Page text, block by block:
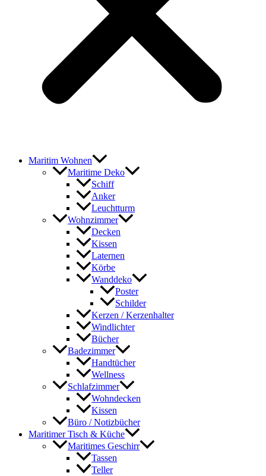
Maritim Wohnen
Maritime Deko
Schiff
Anker
Leuchtturm
Wohnzimmer
Decken
Kissen
Laternen
Körbe
Wanddeko
Poster
Schilder
Kerzen / Kerzenhalter
Windlichter
Bücher
Badezimmer
Handtücher
Wellness
Schlafzimmer
Wohndecken
Kissen
Büro / Notizbücher
Maritimer Tisch & Küche
Maritimes Geschirr
Tassen
Teller